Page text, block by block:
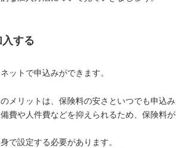
する
ットで申込みができます。
メリットは、保険料の安さといつでも申込み
費や人件費などを抑えられるため、保険料
で設定する必要があります。